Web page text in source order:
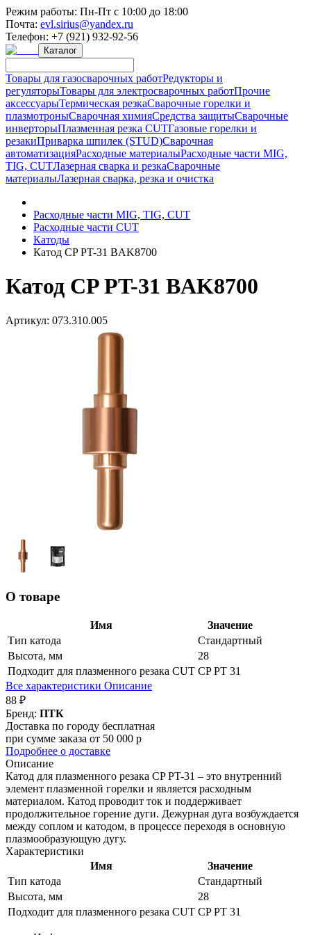
Режим работы: Пн-Пт с 10:00 до 18:00
Почта: evl.sirius@yandex.ru
Телефон: +7 (921) 932-92-56
Каталог
Товары для газосварочных работРедукторы и
регуляторыТовары для электросварочных работПрочие
аксессуарыТермическая резкаСварочные горелки и
плазмотроныСварочная химияСредства защитыСварочные
инверторыПлазменная резка CUTГазовые горелки и
резакиПриварка шпилек (STUD)Сварочная
автоматизацияРасходные материалыРасходные части MIG,
TIG, CUTЛазерная сварка и резкаСварочные
материалыЛазерная сварка, резка и очистка
Расходные части MIG, TIG, CUT
Расходные части CUT
Катоды
Катод CP PT-31 BAK8700
Катод CP PT-31 BAK8700
Артикул: 073.310.005
О товаре
Имя
Значение
Тип катода
Стандартный
Высота, мм
28
Подходит для плазменного резака CUT CP PT 31
Все характеристики Описание
88 ₽
Бренд: ПТК
Доставка по городу бесплатная
при сумме заказа от 50 000 р
Подробнее о доставке
Описание
Катод для плазменного резака CP PT-31 – это внутренний
элемент плазменной горелки и является расходным
материалом. Катод проводит ток и поддерживает
продолжительное горение дуги. Дежурная дуга возбуждается
между соплом и катодом, в процессе переходя в основную
плазмообразующую дугу.
Характеристики
Имя
Значение
Тип катода
Стандартный
Высота, мм
28
Подходит для плазменного резака CUT CP PT 31